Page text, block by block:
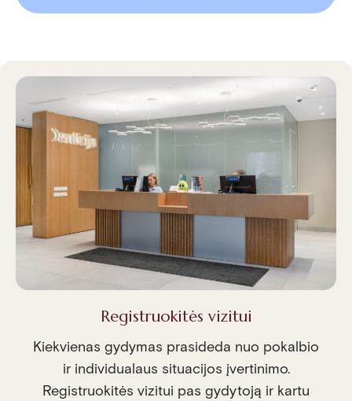
Registruokitės vizitui
Kiekvienas gydymas prasideda nuo pokalbio
ir individualaus situacijos įvertinimo.
Registruokitės vizitui pas gydytoją ir kartu